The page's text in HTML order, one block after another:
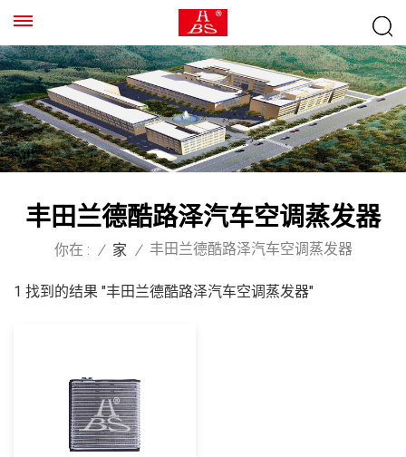
丰田兰德酷路泽汽车空调蒸发器
你在 : / 家 / 丰田兰德酷路泽汽车空调蒸发器
1 找到的结果 "丰田兰德酷路泽汽车空调蒸发器"